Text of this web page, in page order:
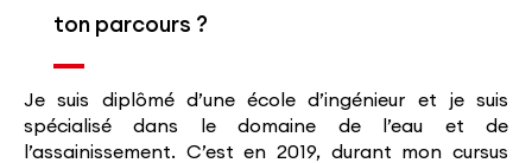
ton parcours ?
Je suis diplômé d’une école d’ingénieur et je suis
spécialisé dans le domaine de l’eau et de
l’assainissement. C’est en 2019, durant mon cursus